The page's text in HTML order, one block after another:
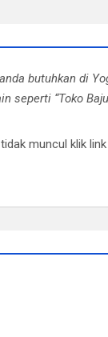
butuhkan di
seperti “Toko
muncul klik